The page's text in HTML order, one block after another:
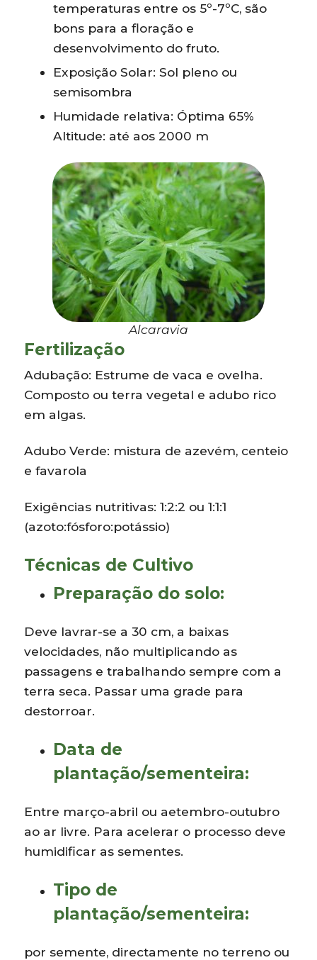
temperaturas entre os 5º-7ºC, são
bons para a floração e
desenvolvimento do fruto.
Exposição Solar: Sol pleno ou
semisombra
Humidade relativa: Óptima 65%
Altitude: até aos 2000 m
Alcaravia
Fertilização
Adubação: Estrume de vaca e ovelha.
Composto ou terra vegetal e adubo rico
em algas.
Adubo Verde: mistura de azevém, centeio
e favarola
Exigências nutritivas: 1:2:2 ou 1:1:1
(azoto:fósforo:potássio)
Técnicas de Cultivo
Preparação do solo:
Deve lavrar-se a 30 cm, a baixas
velocidades, não multiplicando as
passagens e trabalhando sempre com a
terra seca. Passar uma grade para
destorroar.
Data de
plantação/sementeira:
Entre março-abril ou aetembro-outubro
ao ar livre. Para acelerar o processo deve
humidificar as sementes.
Tipo de
plantação/sementeira:
por semente, directamente no terreno ou